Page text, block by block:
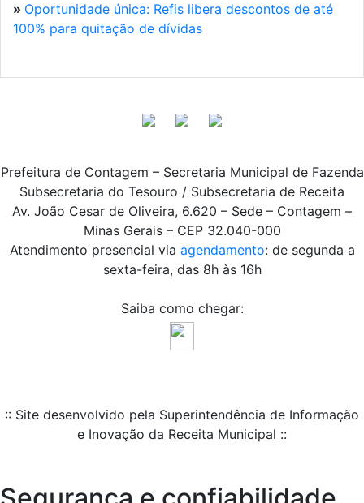
» Oportunidade única: Refis libera descontos de até
100% para quitação de dívidas
Prefeitura de Contagem – Secretaria Municipal de Fazenda
Subsecretaria do Tesouro / Subsecretaria de Receita
Av. João Cesar de Oliveira, 6.620 – Sede – Contagem –
Minas Gerais – CEP 32.040-000
Atendimento presencial via agendamento: de segunda a
sexta-feira, das 8h às 16h
Saiba como chegar:
:: Site desenvolvido pela Superintendência de Informação
e Inovação da Receita Municipal ::